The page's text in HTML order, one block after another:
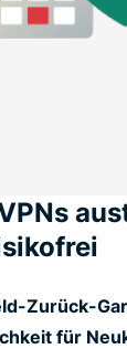
Zurück-
für